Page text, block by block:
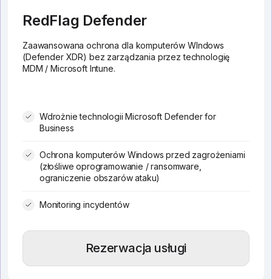
RedFlag Defender
Zaawansowana ochrona dla komputerów WIndows
(Defender XDR) bez zarządzania przez technologię
MDM / Microsoft Intune.
Wdrożnie technologii Microsoft Defender for
Business
Ochrona komputerów Windows przed zagrożeniami
(złośliwe oprogramowanie / ransomware,
ograniczenie obszarów ataku)
Monitoring incydentów
Rezerwacja usługi